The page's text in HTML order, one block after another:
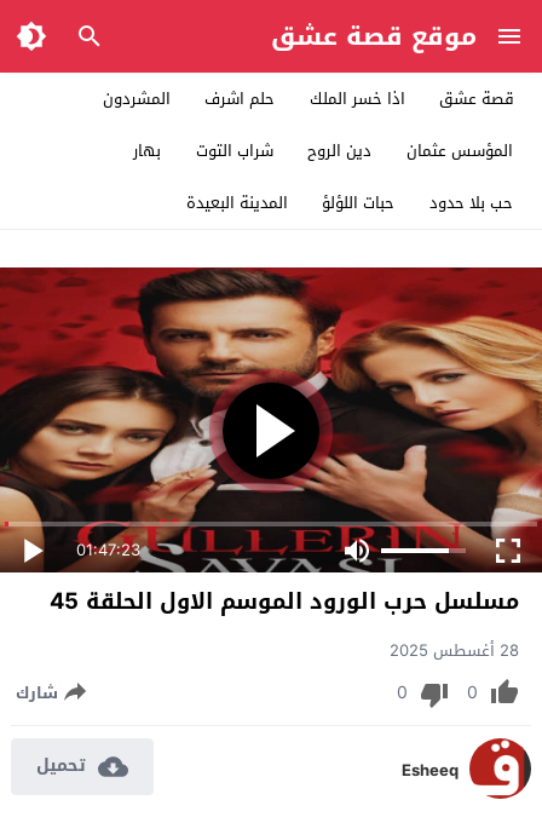
موقع قصة عشق
قصة عشق اذا خسر الملك حلم اشرف
المشردون
المؤسس عثمان
دين الروح شراب التوت
بهار
حب بلا حدود
حبات اللؤلؤ المدينة البعيدة
01:47:23
مسلسل حرب الورود الموسم الاول الحلقة 45
28 أغسطس 2025
0
0 شارك
Esheeq تحميل